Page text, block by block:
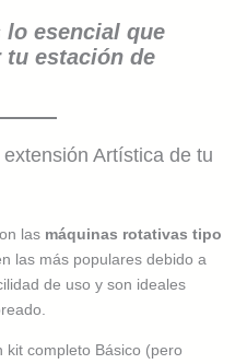
esencial que
tu estación de
Artística de tu
las máquinas rotativas tipo
las más populares debido a
de uso y son ideales
kit completo Básico (pero